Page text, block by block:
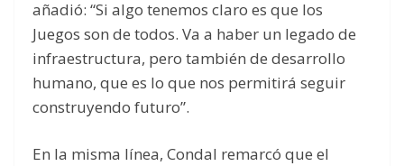
añadió: “Si algo tenemos claro es que los
Juegos son de todos. Va a haber un legado de
infraestructura, pero también de desarrollo
humano, que es lo que nos permitirá seguir
construyendo futuro”.
En la misma línea, Condal remarcó que el